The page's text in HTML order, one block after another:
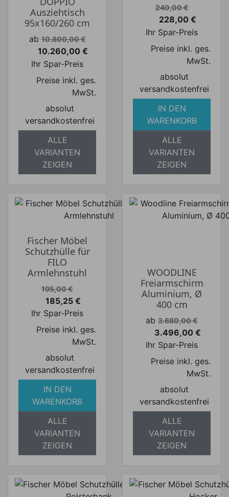
Ausziehtisch
95x160/260 cm
Verkaufspreis
ab 10.800,00 €
Preis
10.260,00 €
Ihr Spar-Preis
Preise inkl. ges.
MwSt.
absolut
versandkostenfrei
ALLE
VARIANTEN
ZEIGEN
Verkaufspreis
240,00 €
Preis
228,00 €
Ihr Spar-Preis
Preise inkl. ges.
MwSt.
absolut
versandkostenfrei
IN DEN
WARENKORB
ALLE
VARIANTEN
ZEIGEN
Fischer Möbel
Schutzhülle für
FILO
Armlehnstuhl
Verkaufspreis
195,00 €
Preis
185,25 €
Ihr Spar-Preis
Preise inkl. ges.
MwSt.
absolut
versandkostenfrei
IN DEN
WARENKORB
ALLE
VARIANTEN
ZEIGEN
WOODLINE
Freiarmschirm
Aluminium, Ø
400 cm
Verkaufspreis
ab 3.680,00 €
Preis
3.496,00 €
Ihr Spar-Preis
Preise inkl. ges.
MwSt.
absolut
versandkostenfrei
ALLE
VARIANTEN
ZEIGEN